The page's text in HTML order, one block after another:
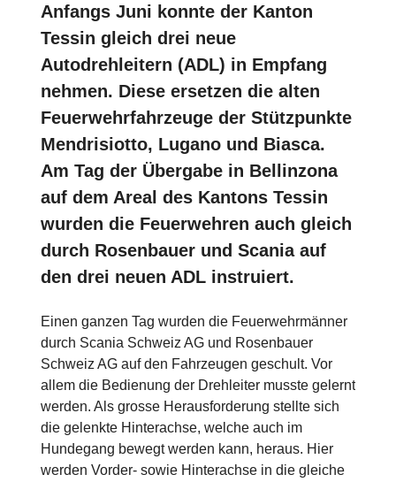
Anfangs Juni konnte der Kanton
Tessin gleich drei neue
Autodrehleitern (ADL) in Empfang
nehmen. Diese ersetzen die alten
Feuerwehrfahrzeuge der Stützpunkte
Mendrisiotto, Lugano und Biasca.
Am Tag der Übergabe in Bellinzona
auf dem Areal des Kantons Tessin
wurden die Feuerwehren auch gleich
durch Rosenbauer und Scania auf
den drei neuen ADL instruiert.
Einen ganzen Tag wurden die Feuerwehrmänner
durch Scania Schweiz AG und Rosenbauer
Schweiz AG auf den Fahrzeugen geschult. Vor
allem die Bedienung der Drehleiter musste gelernt
werden. Als grosse Herausforderung stellte sich
die gelenkte Hinterachse, welche auch im
Hundegang bewegt werden kann, heraus. Hier
werden Vorder- sowie Hinterachse in die gleiche